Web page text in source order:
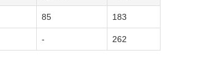
85 183
- 262